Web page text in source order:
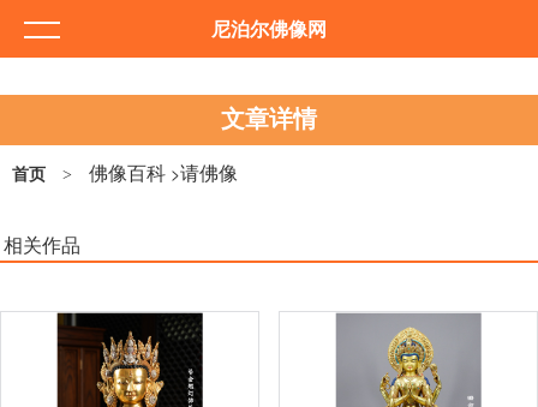
尼泊尔佛像网
文章详情
首页 > 佛像百科 >请佛像
相关作品